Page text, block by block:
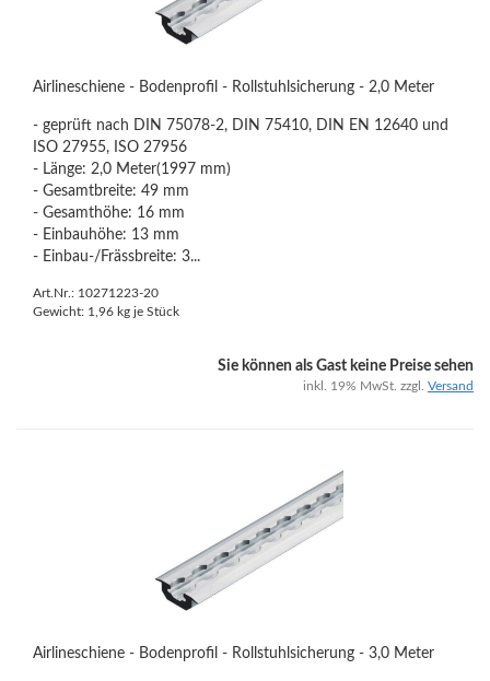
Airlineschiene - Bodenprofil - Rollstuhlsicherung - 2,0 Meter
- geprüft nach DIN 75078-2, DIN 75410, DIN EN 12640 und
ISO 27955, ISO 27956
- Länge: 2,0 Meter(1997 mm)
- Gesamtbreite: 49 mm
- Gesamthöhe: 16 mm
- Einbauhöhe: 13 mm
- Einbau-/Frässbreite: 3...
Art.Nr.: 10271223-20
Gewicht: 1,96 kg je Stück
Sie können als Gast keine Preise sehen
inkl. 19% MwSt. zzgl. Versand
Airlineschiene - Bodenprofil - Rollstuhlsicherung - 3,0 Meter